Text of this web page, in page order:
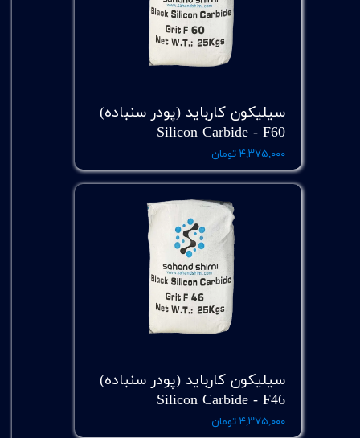
سیلیکون کارباید (پودر سنباده)
Silicon Carbide - F60
۴,۳۷۵,۰۰۰ تومان
سیلیکون کارباید (پودر سنباده)
Silicon Carbide - F46
۴,۳۷۵,۰۰۰ تومان